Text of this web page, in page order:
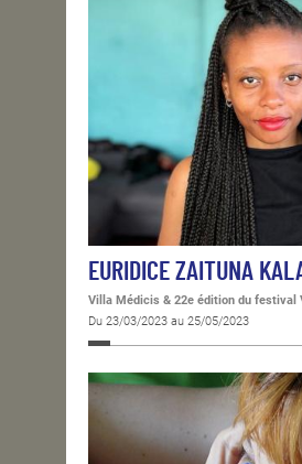
EURIDICE ZAITUNA
Villa Médicis & 22e édition du festival
Du 23/03/2023 au 25/05/2023